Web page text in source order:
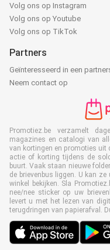
Volg ons op Instagram
Volg ons op Youtube
Volg ons op TikTok
Partners
Geïnteresseerd in een
Neem contact op
Promotiez.be verzamelt
magazines en catalogi van
van kortingen en promoties uit
actie of korting tijdens de
buurt. Vaak staan nieuwe
de brievenbus liggen. U kan
winkel bekijken. Sla
nee/nee sticker op uw
levert u met het lezen van
terugdringen van papierafval.